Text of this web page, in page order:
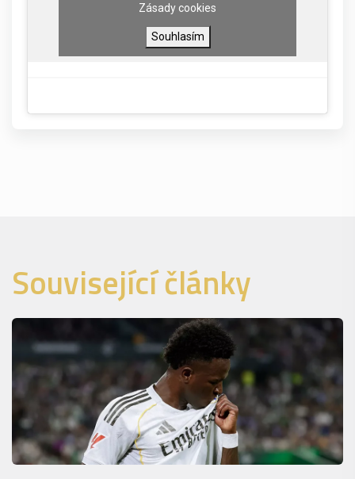
Zásady cookies
Souhlasím
Související články